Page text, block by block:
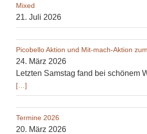
Mixed
21. Juli 2026
Picobello Aktion und Mit-mach-Aktion
24. März 2026
Letzten Samstag fand bei schönem
[…]
Termine 2026
20. März 2026